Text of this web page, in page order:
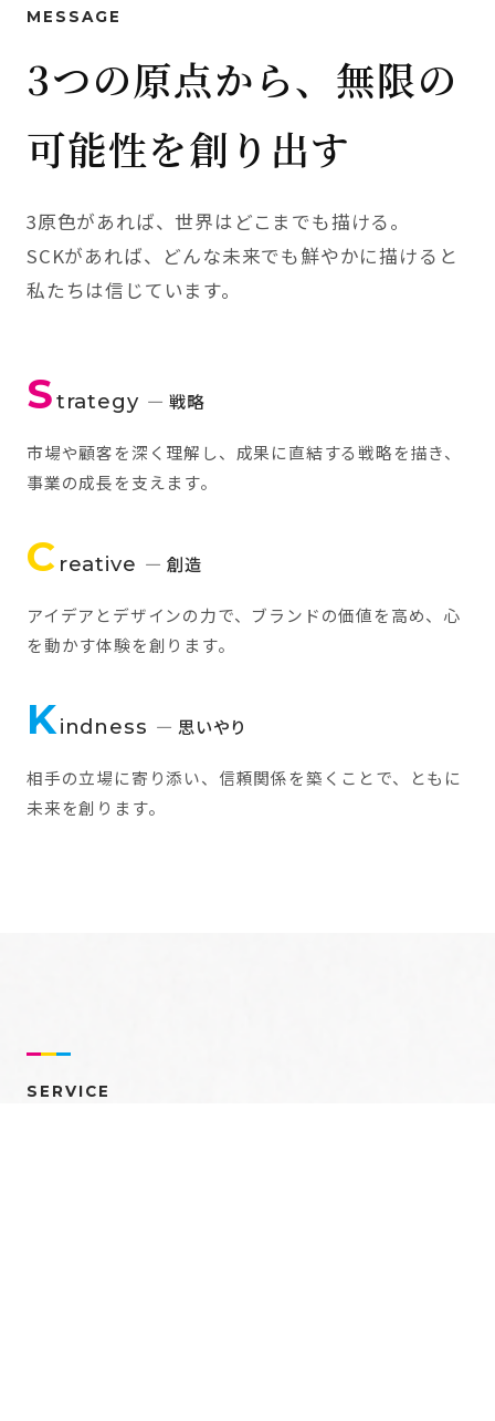
MESSAGE
3つの原点から、無限の
可能性を創り出す
3原色があれば、世界はどこまでも描ける。
SCKがあれば、どんな未来でも鮮やかに描けると
私たちは信じています。
Strategy — 戦略
市場や顧客を深く理解し、成果に直結する戦略を描き、
事業の成長を支えます。
C reative — 創造
アイデアとデザインの力で、ブランドの価値を高め、心
を動かす体験を創ります。
Kindness — 思いやり
相手の立場に寄り添い、信頼関係を築くことで、ともに
未来を創ります。
SERVICE